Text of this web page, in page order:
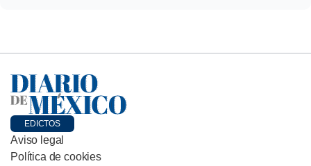
EDICTOS
Aviso legal
Política de cookies